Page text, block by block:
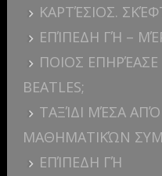
ΚΑΡΤΈΣΙΟΣ.
ΕΠΊΠΕΔΗ ΓΉ –
ΠΟΙΟΣ
BEATLES;
ΤΑΞΊΔΙ ΜΈΣΑ
ΜΑΘΗΜΑΤΙΚΏΝ
ΕΠΊΠΕΔΗ ΓΉ